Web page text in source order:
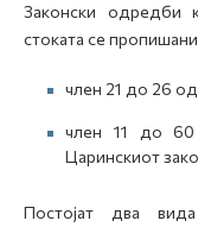
Законски одредби
стоката се
член 21 до 26
член 11 до 60
Царинскиот
Постојат два